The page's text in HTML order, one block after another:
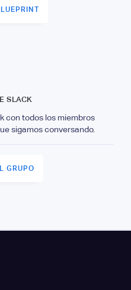
SLACK
con todos los miembros
sigamos conversando.
GRUPO